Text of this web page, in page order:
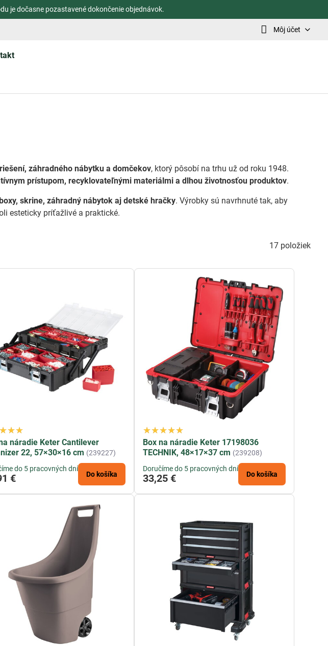
je dočasne pozastavené dokončenie objednávok.
Môj účet
záhradného nábytku a domčekov, ktorý pôsobí na trhu už od roku 1948.
prístupom, recyklovateľnými materiálmi a dlhou životnosťou produktov.
skrine, záhradný nábytok aj detské hračky. Výrobky sú navrhnuté tak, aby
esteticky príťažlivé a praktické.
17 položiek
náradie Keter Cantilever
22, 57×30×16 cm (239227)
do 5 pracovných dní
€ Do košíka
Box na náradie Keter 17198036
TECHNIK, 48×17×37 cm (239208)
Doručíme do 5 pracovných dní
33,25 € Do košíka